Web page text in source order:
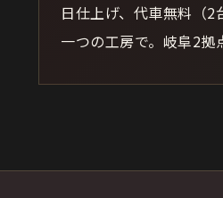
日仕上げ、代車無料（
一つの工房で。岐阜2拠